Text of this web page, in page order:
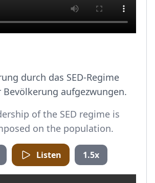
durch das SED-Regime
aufgezwungen.
of the SED regime is
on the population.
Listen 1.5x